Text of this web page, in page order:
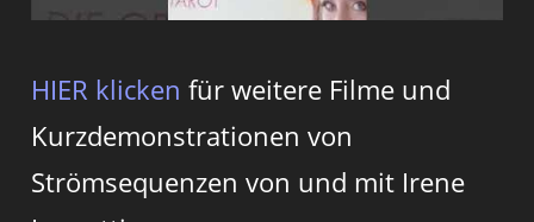
HIER klicken für weitere Filme und
Kurzdemonstrationen von
Strömsequenzen von und mit Irene